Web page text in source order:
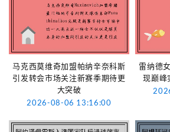
马克西莫维奇加盟帕纳辛奈科斯
引发转会市场关注新赛季期待更
大突破
2026-08-06 13:16:00
雷纳德
现巅峰